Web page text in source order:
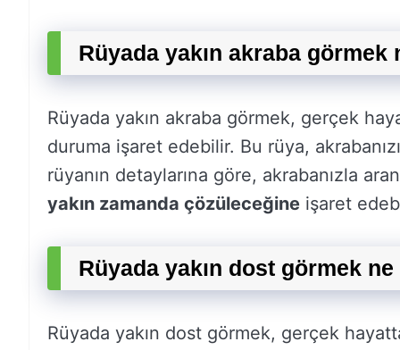
Rüyada yakın akraba görmek
Rüyada yakın akraba görmek, gerçek
duruma işaret edebilir. Bu rüya,
rüyanın detaylarına göre, akrabanızla
yakın zamanda çözüleceğine işaret
Rüyada yakın dost görmek
Rüyada yakın dost görmek, gerçek